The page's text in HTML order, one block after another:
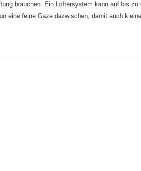
brauchen. Ein Lüftersystem kann auf bis zu
eine feine Gaze dazwischen, damit auch kleine